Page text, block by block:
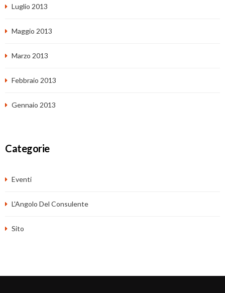
Luglio 2013
Maggio 2013
Marzo 2013
Febbraio 2013
Gennaio 2013
Categorie
Eventi
L'Angolo Del Consulente
Sito